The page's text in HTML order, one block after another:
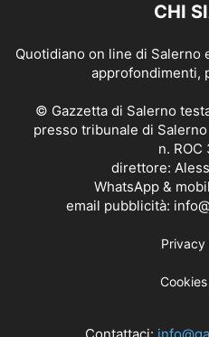
CHI
Quotidiano on line di Salerno
approfondimenti,
© Gazzetta di Salerno
presso tribunale di
n. ROC
direttore:
WhatsApp &
email pubblicità: